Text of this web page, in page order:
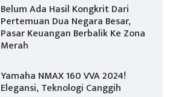
Belum Ada Hasil Kongkrit Dari
Pertemuan Dua Negara Besar,
Pasar Keuangan Berbalik Ke Zona
Merah
Yamaha NMAX 160 VVA 2024!
Elegansi, Teknologi Canggih